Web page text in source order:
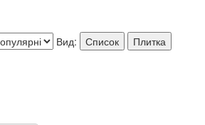
Вид: Список Плитка